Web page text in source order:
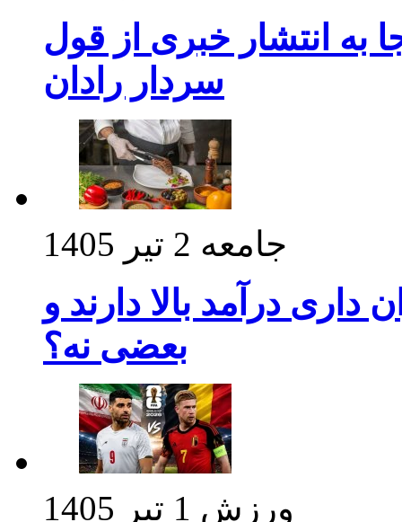
به انتشار خبری از قول
سردار رادان
جامعه 2 تیر 1405
درآمد بالا دارند و
بعضی نه؟
ورزش 1 تیر 1405